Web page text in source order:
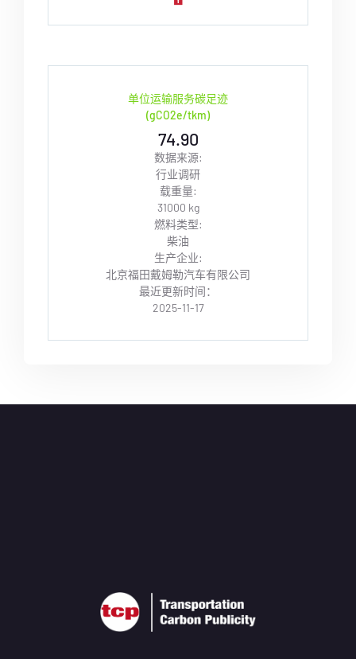
单位运输服务碳足迹
(gCO2e/tkm)
74.90
数据来源:
行业调研
载重量:
31000 kg
燃料类型:
柴油
生产企业:
北京福田戴姆勒汽车有限公司
最近更新时间：
2025-11-17